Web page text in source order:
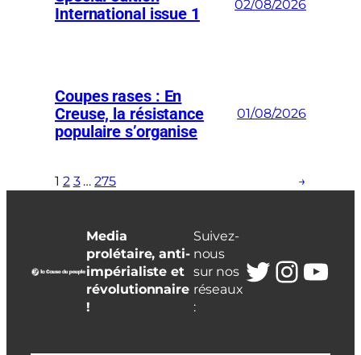
International issue 1
02/08/2026
Coupes rases : En
Creuse, la résistance
populaire s’organise
01/08/2026
1 2 3 … 275 →
Media
prolétaire, anti-
impérialiste et
révolutionnaire
!
Suivez-
nous
sur nos
réseaux
:
Twitter